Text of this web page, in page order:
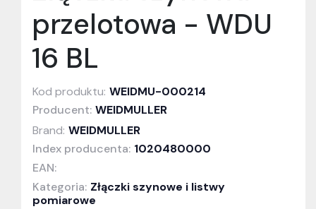
przelotowa - WDU
16 BL
Kod produktu: WEIDMU-000214
Producent: WEIDMULLER
Brand: WEIDMULLER
Index producenta: 1020480000
EAN:
Kategoria: Złączki szynowe i listwy
pomiarowe